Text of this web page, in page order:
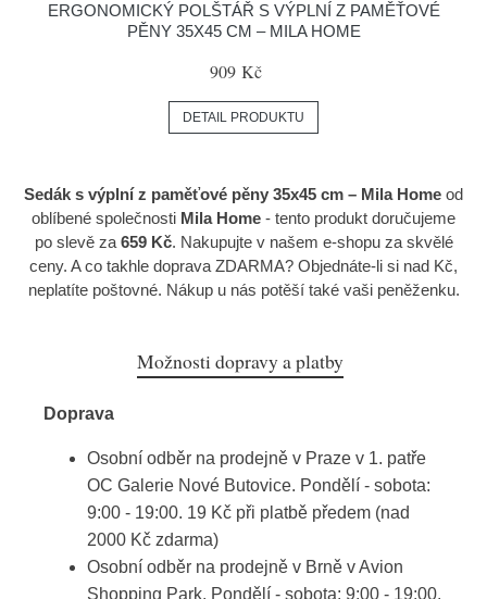
ERGONOMICKÝ POLŠTÁŘ S VÝPLNÍ Z PAMĚŤOVÉ
PĚNY 35X45 CM – MILA HOME
909 Kč
DETAIL PRODUKTU
Sedák s výplní z paměťové pěny 35x45 cm – Mila Home od
oblíbené společnosti Mila Home - tento produkt doručujeme
po slevě za 659 Kč. Nakupujte v našem e-shopu za skvělé
ceny. A co takhle doprava ZDARMA? Objednáte-li si nad Kč,
neplatíte poštovné. Nákup u nás potěší také vaši peněženku.
Možnosti dopravy a platby
Doprava
Osobní odběr na prodejně v Praze v 1. patře
OC Galerie Nové Butovice. Pondělí - sobota:
9:00 - 19:00. 19 Kč při platbě předem (nad
2000 Kč zdarma)
Osobní odběr na prodejně v Brně v Avion
Shopping Park. Pondělí - sobota: 9:00 - 19:00.